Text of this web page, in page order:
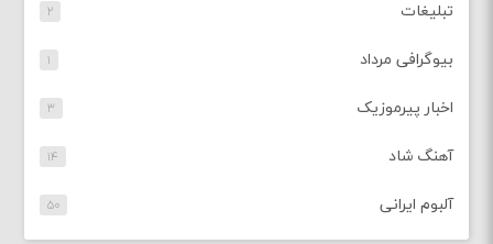
تبلیغات ۲
بیوگرافی مرداد ۱
اخبار پیرموزیک ۳
آهنگ شاد ۱۴
آلبوم ایرانی ۵۰